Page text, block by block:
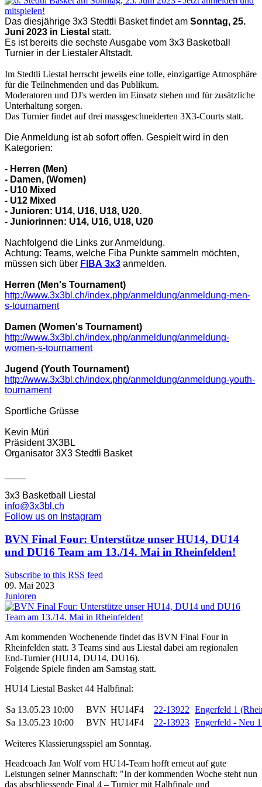
Das diesjährige 3x3 Stedtli Basket findet am Sonntag, 25.
Juni 2023 in Liestal statt.
Es ist bereits die sechste Ausgabe vom 3x3 Basketball
Turnier in der Liestaler Altstadt.
Im Stedtli Liestal herrscht jeweils eine tolle, einzigartige Atmosphäre
für die Teilnehmenden und das Publikum.
Moderatoren und DJ's werden im Einsatz stehen und für zusätzliche
Unterhaltung sorgen.
Das Turnier findet auf drei massgeschneiderten 3X3-Courts statt.
Die Anmeldung ist ab sofort offen. Gespielt wird in den
Kategorien:
- Herren (Men)
- Damen, (Women)
- U10 Mixed
- U12 Mixed
- Junioren: U14, U16, U18, U20.
- Juniorinnen: U14, U16, U18, U20
Nachfolgend die Links zur Anmeldung.
Achtung: Teams, welche Fiba Punkte sammeln möchten,
müssen sich über FIBA 3x3 anmelden.
Herren (Men's Tournament)
http://www.3x3bl.ch/index.php/anmeldung/anmeldung-men-
s-tournament
Damen (Women's Tournament)
http://www.3x3bl.ch/index.php/anmeldung/anmeldung-
women-s-tournament
Jugend (Youth Tournament)
http://www.3x3bl.ch/index.php/anmeldung/anmeldung-youth-
tournament
Sportliche Grüsse
Kevin Müri
Präsident 3X3BL
Organisator 3X3 Stedtli Basket
3x3 Basketball Liestal
info@3x3bl.ch
Follow us on Instagram
BVN Final Four: Unterstütze unser HU14, DU14
und DU16 Team am 13./14. Mai in Rheinfelden!
Subscribe to this RSS feed
09. Mai 2023
Junioren
Am kommenden Wochenende findet das BVN Final Four in
Rheinfelden statt. 3 Teams sind aus Liestal dabei am regionalen
End-Turnier (HU14, DU14, DU16).
Folgende Spiele finden am Samstag statt.
HU14 Liestal Basket 44 Halbfinal:
Sa 13.05.23 10:00 BVN HU14F4 22-13922 Engerfeld 1
Sa 13.05.23 10:00
BVN HU14F4 22-13923 Engerfeld - Neu
Weiteres Klassierungsspiel am Sonntag.
Headcoach Jan Wolf vom HU14-Team hofft erneut auf gute
Leistungen seiner Mannschaft: "In der kommenden Woche steht nun
das abschliessende Final 4 – Turnier mit Halbfinale und